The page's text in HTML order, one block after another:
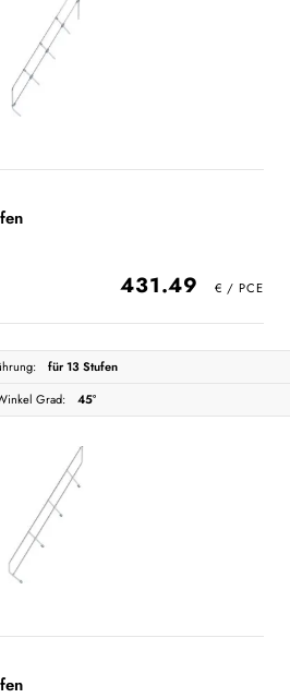
431.49
für 13 Stufen
Grad:
45°